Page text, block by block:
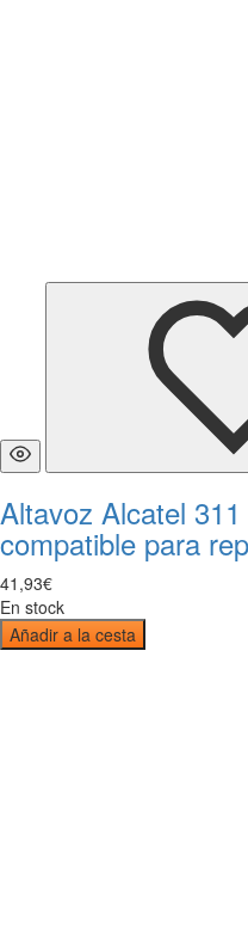
Altavoz Alcatel
compatible para
41 ,93€
En stock
Añadir a la cesta